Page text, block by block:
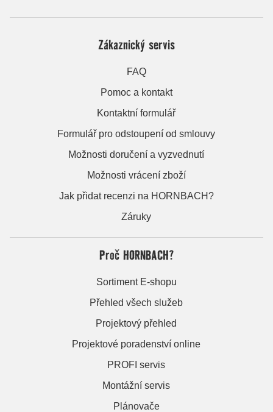
Zákaznický servis
FAQ
Pomoc a kontakt
Kontaktní formulář
Formulář pro odstoupení od smlouvy
Možnosti doručení a vyzvednutí
Možnosti vrácení zboží
Jak přidat recenzi na HORNBACH?
Záruky
Proč HORNBACH?
Sortiment E-shopu
Přehled všech služeb
Projektový přehled
Projektové poradenství online
PROFI servis
Montážní servis
Plánovače